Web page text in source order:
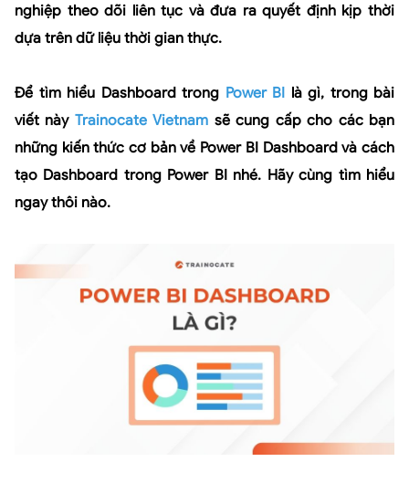
nghiệp theo dõi liên tục và đưa ra quyết định kịp thời
dựa trên dữ liệu thời gian thực.
Để tìm hiểu Dashboard trong Power BI là gì, trong bài
viết này Trainocate Vietnam sẽ cung cấp cho các bạn
những kiến thức cơ bản về Power BI Dashboard và cách
tạo Dashboard trong Power BI nhé. Hãy cùng tìm hiểu
ngay thôi nào.